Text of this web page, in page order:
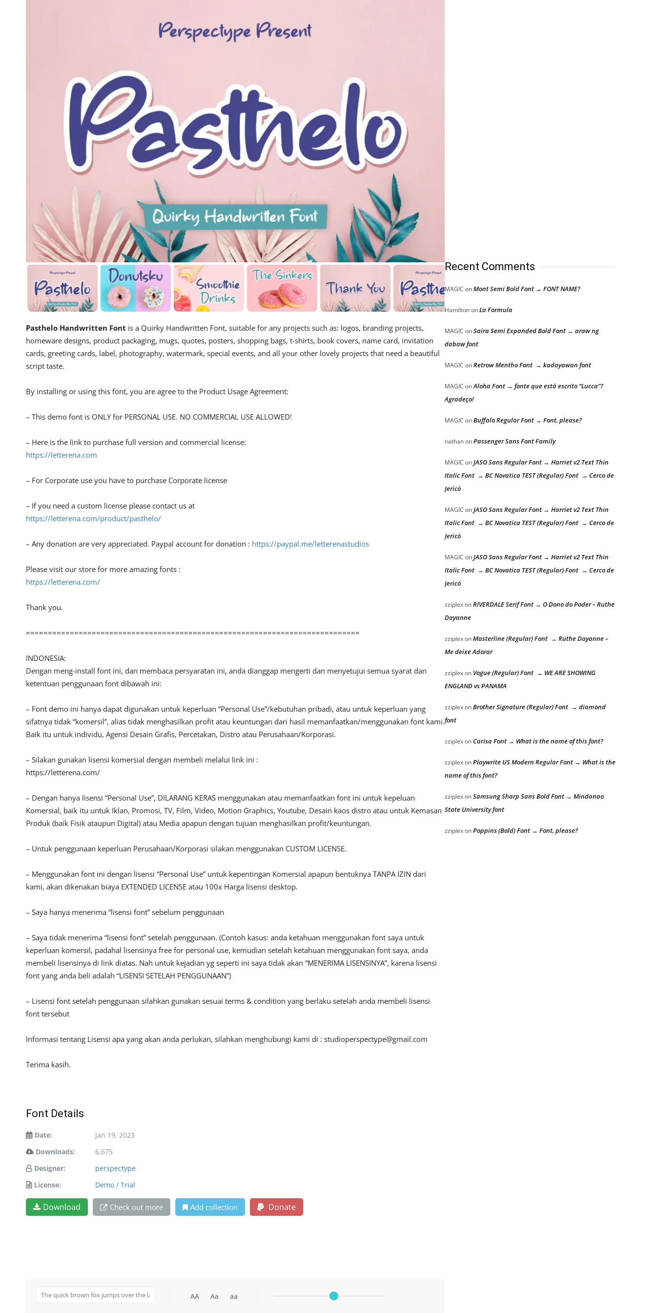
Pasthelo Handwritten Font is a Quirky Handwritten Font, suitable for any projects such as: logos, branding projects,
homeware designs, product packaging, mugs, quotes, posters, shopping bags, t-shirts, book covers, name card, invitation
cards, greeting cards, label, photography, watermark, special events, and all your other lovely projects that need a beautiful
script taste.
By installing or using this font, you are agree to the Product Usage Agreement:
– This demo font is ONLY for PERSONAL USE. NO COMMERCIAL USE ALLOWED!
– Here is the link to purchase full version and commercial license:
https://letterena.com
– For Corporate use you have to purchase Corporate license
– If you need a custom license please contact us at
https://letterena.com/product/pasthelo/
– Any donation are very appreciated. Paypal account for donation : https://paypal.me/letterenastudios
Please visit our store for more amazing fonts :
https://letterena.com/
Thank you.
============================================================================
INDONESIA:
Dengan meng-install font ini, dan membaca persyaratan ini, anda dianggap mengerti dan menyetujui semua syarat dan
ketentuan penggunaan font dibawah ini:
– Font demo ini hanya dapat digunakan untuk keperluan “Personal Use”/kebutuhan pribadi, atau untuk keperluan yang
sifatnya tidak “komersil”, alias tidak menghasilkan profit atau keuntungan dari hasil memanfaatkan/menggunakan font kami.
Baik itu untuk individu, Agensi Desain Grafis, Percetakan, Distro atau Perusahaan/Korporasi.
– Silakan gunakan lisensi komersial dengan membeli melalui link ini :
https://letterena.com/
– Dengan hanya lisensi “Personal Use”, DILARANG KERAS menggunakan atau memanfaatkan font ini untuk kepeluan
Komersial, baik itu untuk Iklan, Promosi, TV, Film, Video, Motion Graphics, Youtube, Desain kaos distro atau untuk Kemasan
Produk (baik Fisik ataupun Digital) atau Media apapun dengan tujuan menghasilkan profit/keuntungan.
– Untuk penggunaan keperluan Perusahaan/Korporasi silakan menggunakan CUSTOM LICENSE.
– Menggunakan font ini dengan lisensi “Personal Use” untuk kepentingan Komersial apapun bentuknya TANPA IZIN dari
kami, akan dikenakan biaya EXTENDED LICENSE atau 100x Harga lisensi desktop.
– Saya hanya menerima “lisensi font” sebelum penggunaan
– Saya tidak menerima “lisensi font” setelah penggunaan. (Contoh kasus: anda ketahuan menggunakan font saya untuk
keperluan komersil, padahal lisensinya free for personal use, kemudian setelah ketahuan menggunakan font saya, anda
membeli lisensinya di link diatas. Nah untuk kejadian yg seperti ini saya tidak akan “MENERIMA LISENSINYA”, karena lisensi
font yang anda beli adalah “LISENSI SETELAH PENGGUNAAN”)
– Lisensi font setelah penggunaan silahkan gunakan sesuai terms & condition yang berlaku setelah anda membeli lisensi
font tersebut
Informasi tentang Lisensi apa yang akan anda perlukan, silahkan menghubungi kami di : studioperspectype@gmail.com
Terima kasih.
Font Details
Date:
Jan 19, 2023
Downloads:
6,675
Designer:
perspectype
License:
Demo / Trial
Download Check out more Add collection Donate
AA Aa aa
Recent Comments
MAGIC onMont Semi Bold Font → FONT NAME?
HamiltononLa Formula
MAGIC onSaira Semi Expanded Bold Font → araw ng
dabaw font
MAGIC onRetrow Mentho Font → kadayawan font
MAGIC onAloha Font → fonte que está escrito “Lucca”?
Agradeço!
MAGIC onBuffalo Regular Font → Font, please?
nathanonPassenger Sans Font Family
MAGIC onJASO Sans Regular Font → Harriet v2 Text Thin
Italic Font → BC Novatica TEST (Regular) Font → Cerco de
Jericó
MAGIC onJASO Sans Regular Font → Harriet v2 Text Thin
Italic Font → BC Novatica TEST (Regular) Font → Cerco de
Jericó
MAGIC onJASO Sans Regular Font → Harriet v2 Text Thin
Italic Font → BC Novatica TEST (Regular) Font → Cerco de
Jericó
zziplexonRIVERDALE Serif Font → O Dono do Poder – Ruthe
Dayanne
zziplexonMasterline (Regular) Font → Ruthe Dayanne –
Me deixe Adorar
zziplexon Vogue (Regular) Font → WE ARE SHOWING
ENGLAND vs PANAMA
zziplexonBrother Signature (Regular) Font → diamond
font
zziplexonCarisa Font → What is the name of this font?
zziplexonPlaywrite US Modern Regular Font → What is the
name of this font?
zziplexonSamsung Sharp Sans Bold Font → Mindanao
State University font
zziplexonPoppins (Bold) Font → Font, please?